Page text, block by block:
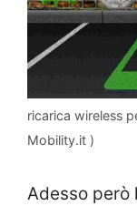
ricarica wireless
Mobility.it )
Adesso però